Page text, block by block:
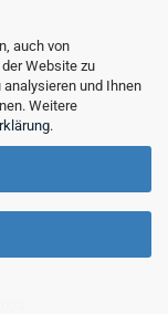
auch von
Website zu
und Ihnen
Weitere
.